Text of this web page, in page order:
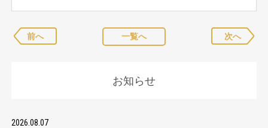
前へ 一覧へ 次へ
お知らせ
2026.08.07